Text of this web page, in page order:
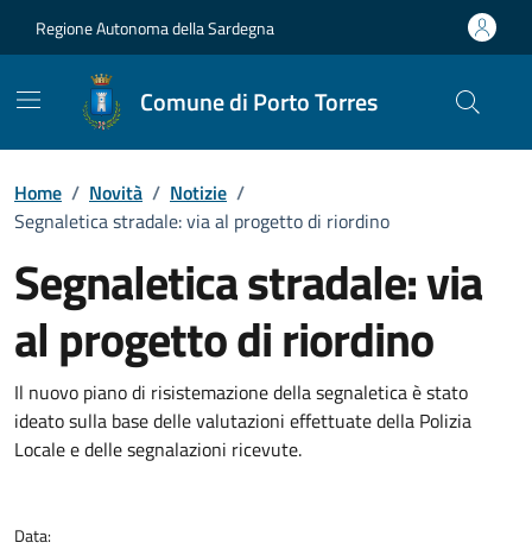
Regione Autonoma della Sardegna
Comune di Porto Torres
Home / Novità / Notizie /
Segnaletica stradale: via al progetto di riordino
Segnaletica stradale: via
al progetto di riordino
Dettagli della notizia
Il nuovo piano di risistemazione della segnaletica è stato
ideato sulla base delle valutazioni effettuate della Polizia
Locale e delle segnalazioni ricevute.
Data: